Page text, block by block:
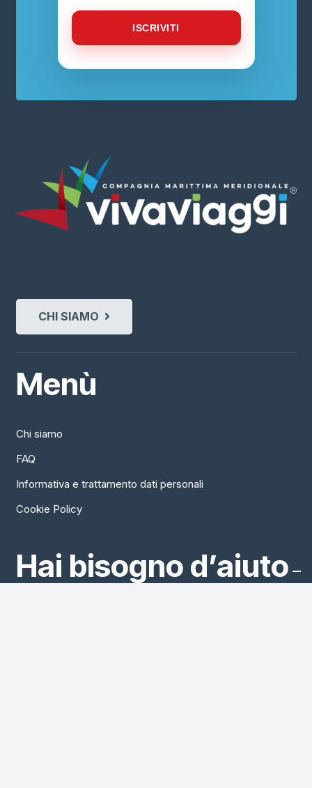
ISCRIVITI
CHI SIAMO
Menù
Chi siamo
FAQ
Informativa e trattamento dati personali
Cookie Policy
Hai bisogno d’aiuto